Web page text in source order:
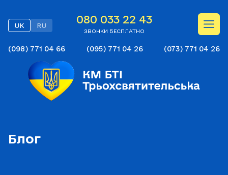
UK RU 080 033 22 43
ЗВОНКИ БЕСПЛАТНО
(098) 771 04 66 (095) 771 04 26 (073) 771 04 26
Блог